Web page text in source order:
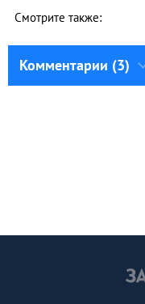
Смотрите также:
Комментарии (3)